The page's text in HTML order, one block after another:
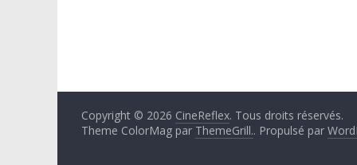
Copyright © 2026 CineReflex. Tous droits réservés.
Theme ColorMag par ThemeGrill.. Propulsé par